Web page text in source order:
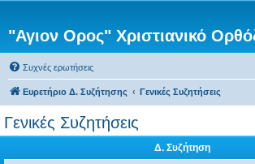
"Αγιον Ορος" Χριστιανικό
Συχνές ερωτήσεις
Ευρετήριο Δ. Συζήτησης Γενικές Συζητήσεις
Γενικές Συζητήσεις
Δ. Συζήτηση